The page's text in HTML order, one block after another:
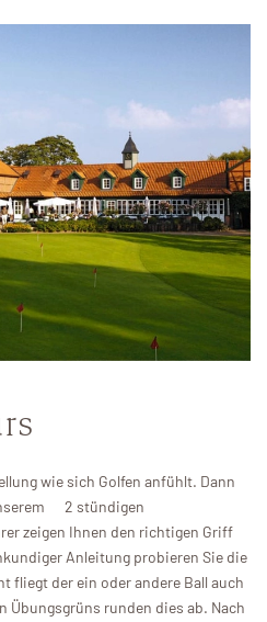
wie sich Golfen anfühlt. Dann
2 stündigen
zeigen Ihnen den richtigen Griff
Anleitung probieren Sie die
fliegt der ein oder andere Ball auch
Übungsgrüns runden dies ab. Nach